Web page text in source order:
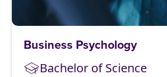
Business Psychology
Bachelor of Science